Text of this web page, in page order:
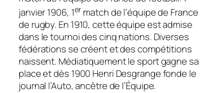
janvier 1906, 1er match de l’équipe de France
de rugby. En 1910, cette équipe est admise
dans le tournoi des cinq nations. Diverses
fédérations se créent et des compétitions
naissent. Médiatiquement le sport gagne sa
place et dès 1900 Henri Desgrange fonde le
journal l’Auto, ancêtre de l’Équipe.